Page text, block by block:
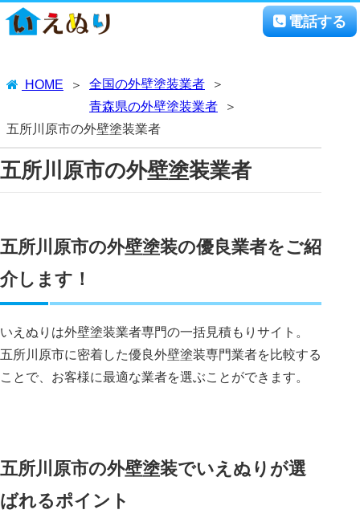
電話する
HOME
全国の外壁塗装業者
青森県の外壁塗装業者
五所川原市の外壁塗装業者
五所川原市の外壁塗装業者
五所川原市の外壁塗装の優良業者をご紹
介します！
いえぬりは外壁塗装業者専門の一括見積もりサイト。
五所川原市に密着した優良外壁塗装専門業者を比較する
ことで、お客様に最適な業者を選ぶことができます。
五所川原市の外壁塗装でいえぬりが選
ばれるポイント